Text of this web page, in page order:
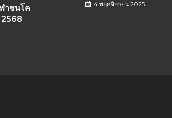
าชนโค
4 พฤศจิกายน 2025